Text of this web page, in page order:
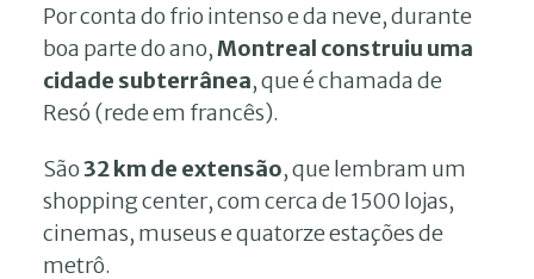
Por conta do frio intenso e da neve, durante
boa parte do ano,Montreal construiu uma
cidade subterrânea, que é chamada de
Resó (rede em francês).
São32 km de extensão, que lembram um
shopping center, com cerca de 1500 lojas,
cinemas, museus e quatorze estações de
metrô.